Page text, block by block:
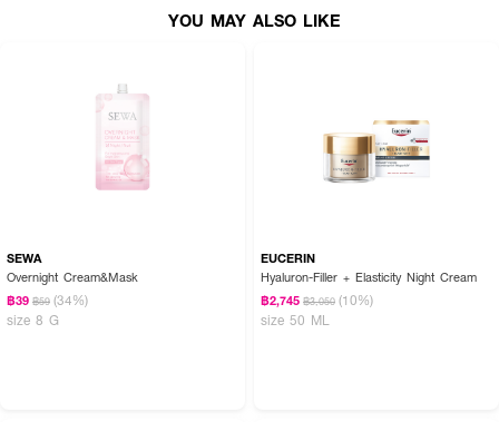
YOU MAY ALSO LIKE
SEWA
Overnight Cream&Mask
฿39 ฿59 (34%)
size 8 G
EUCERIN
Hyaluron-Filler + Elasticity Night Cream
฿2,745 ฿3,050 (10%)
size 50 ML